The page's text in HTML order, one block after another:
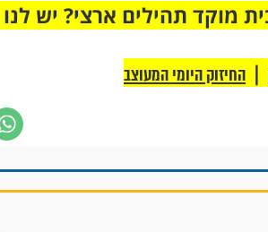
| החיזוק היומי המעוצב